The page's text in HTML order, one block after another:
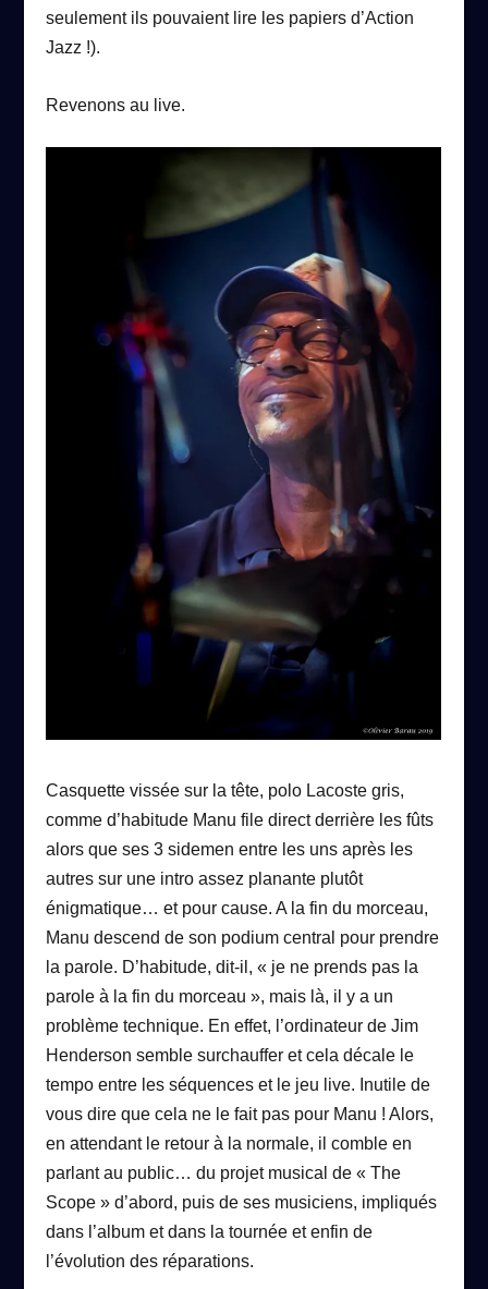
seulement ils pouvaient lire les papiers d’Action
Jazz !).
Revenons au live.
Casquette vissée sur la tête, polo Lacoste gris,
comme d’habitude Manu file direct derrière les fûts
alors que ses 3 sidemen entre les uns après les
autres sur une intro assez planante plutôt
énigmatique… et pour cause. A la fin du morceau,
Manu descend de son podium central pour prendre
la parole. D’habitude, dit-il, « je ne prends pas la
parole à la fin du morceau », mais là, il y a un
problème technique. En effet, l’ordinateur de Jim
Henderson semble surchauffer et cela décale le
tempo entre les séquences et le jeu live. Inutile de
vous dire que cela ne le fait pas pour Manu ! Alors,
en attendant le retour à la normale, il comble en
parlant au public… du projet musical de « The
Scope » d’abord, puis de ses musiciens, impliqués
dans l’album et dans la tournée et enfin de
l’évolution des réparations.